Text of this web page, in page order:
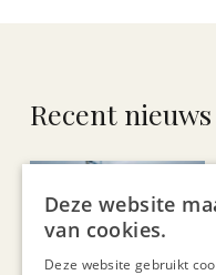
Recent nieuws
Deze website
van cookies.
Deze website gebruikt